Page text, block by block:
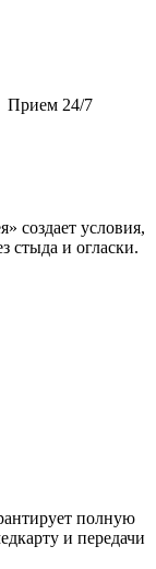
Прием 24/7
создает условия,
стыда и огласки.
полную
и передачи